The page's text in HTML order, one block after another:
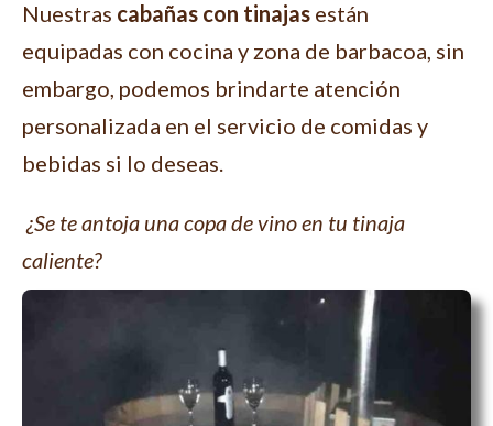
Nuestras cabañas con tinajas están
equipadas con cocina y zona de barbacoa, sin
embargo, podemos brindarte atención
personalizada en el servicio de comidas y
bebidas si lo deseas.
¿Se te antoja una copa de vino en tu tinaja
caliente?